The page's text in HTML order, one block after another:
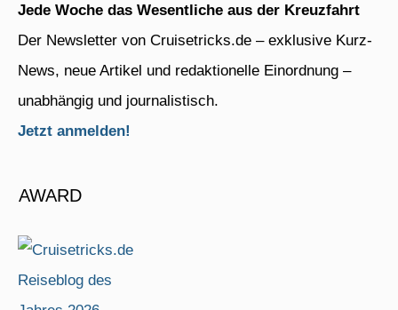
Jede Woche das Wesentliche aus der Kreuzfahrt
Der Newsletter von Cruisetricks.de – exklusive Kurz-
News, neue Artikel und redaktionelle Einordnung –
unabhängig und journalistisch.
Jetzt anmelden!
AWARD